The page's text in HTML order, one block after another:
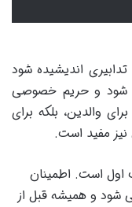
اندیشیده شود
شود و حریم خصوصی
والدین، بلکه برای
مفید است.
اول است. اطمینان
شود و همیشه قبل از